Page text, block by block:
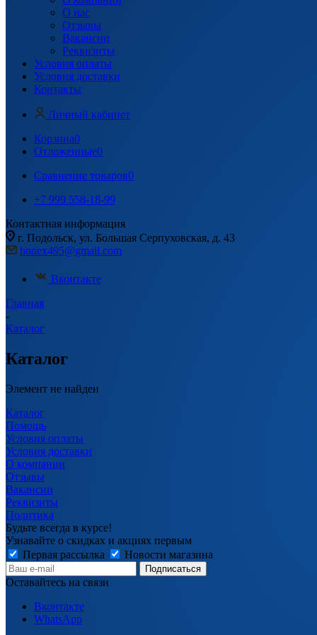
О нас
Отзывы
Вакансии
Реквизиты
Условия оплаты
Условия доставки
Контакты
Личный кабинет
Корзина0
Отложенные0
Сравнение товаров0
+7 999 558-18-99
Контактная информация
г. Подольск, ул. Большая Серпуховская, д. 43
honex495@gmail.com
Вконтакте
Главная
-
Каталог
Каталог
Элемент не найден
Каталог
Помощь
Условия оплаты
Условия доставки
О компании
Отзывы
Вакансии
Реквизиты
Политика
Будьте всегда в курсе!
Узнавайте о скидках и акциях первым
Первая рассылка
Новости магазина
Оставайтесь на связи
Вконтакте
WhatsApp